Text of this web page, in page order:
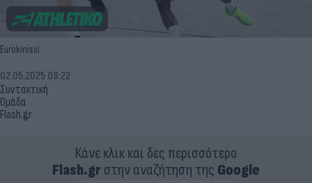
Eurokinissi
Συντακτική
Ομάδα
Flash.gr
02.05.2025 08:22
Κάνε κλικ και δες περισσότερο
Flash.grστην αναζήτηση της Google